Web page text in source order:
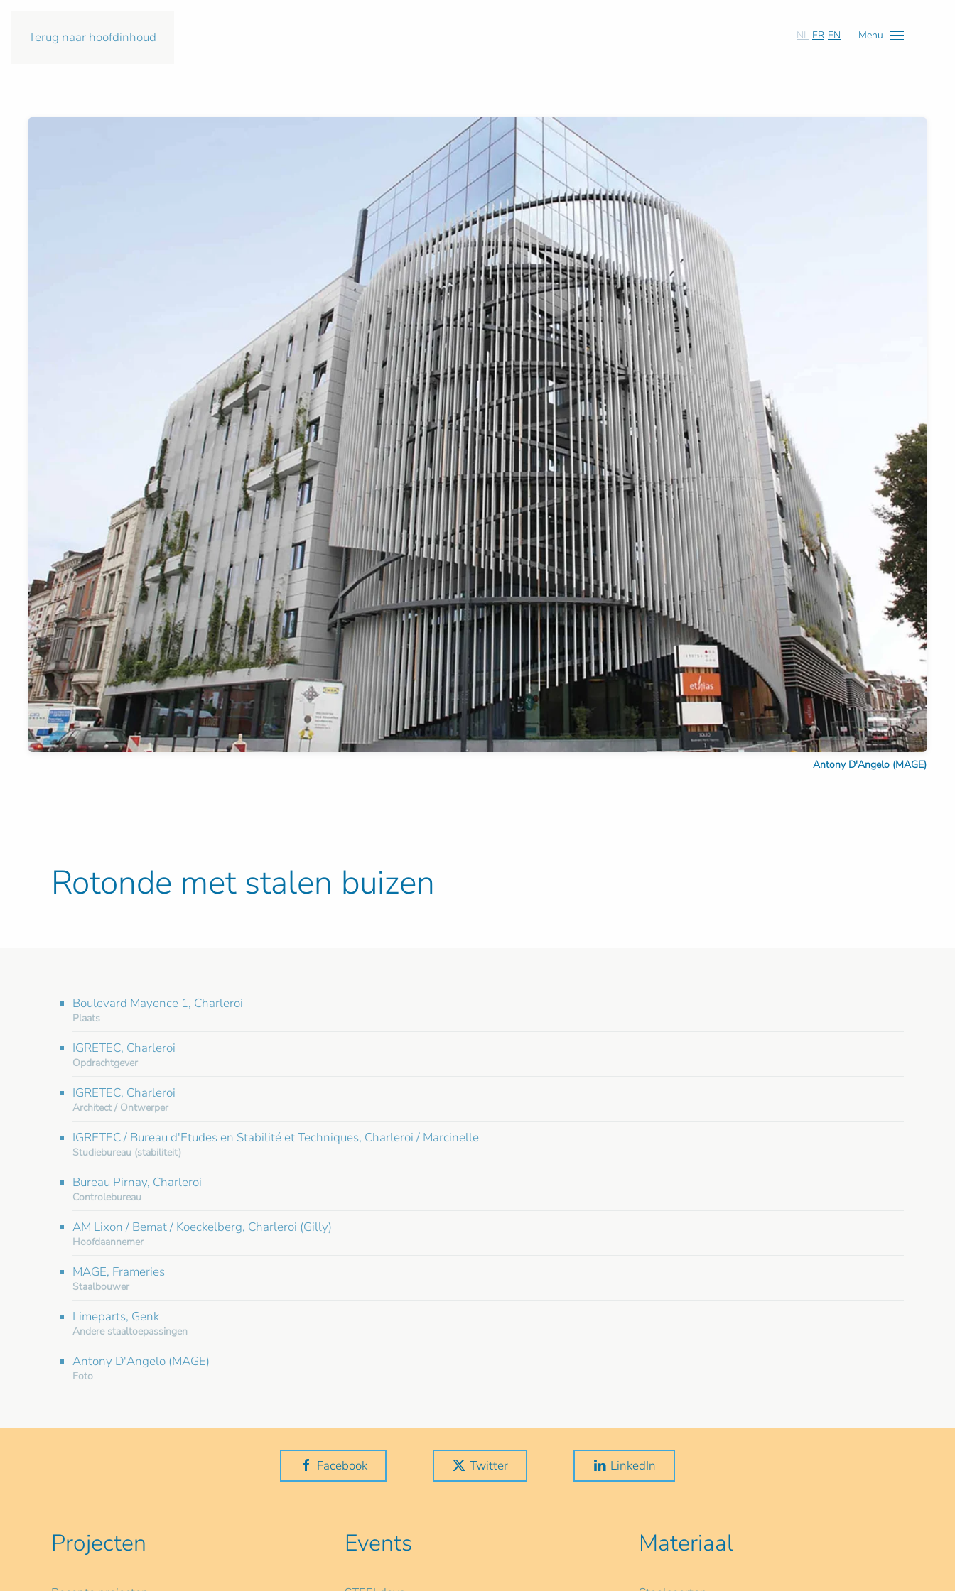
Terug naar hoofdinhoud NL FR EN Menu
Antony D'Angelo (MAGE)
Rotonde met stalen buizen
Boulevard Mayence 1, Charleroi
Plaats
IGRETEC, Charleroi
Opdrachtgever
IGRETEC, Charleroi
Architect / Ontwerper
IGRETEC / Bureau d'Etudes en Stabilité et Techniques, Charleroi / Marcinelle
Studiebureau (stabiliteit)
Bureau Pirnay, Charleroi
Controlebureau
AM Lixon / Bemat / Koeckelberg, Charleroi (Gilly)
Hoofdaannemer
MAGE, Frameries
Staalbouwer
Limeparts, Genk
Andere staaltoepassingen
Antony D'Angelo (MAGE)
Foto
Facebook Twitter LinkedIn
Projecten Events Materiaal